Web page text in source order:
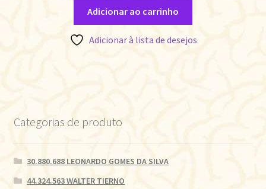
Adicionar ao carrinho
Adicionar à lista de desejos
Categorias de produto
30.880.688 LEONARDO GOMES DA SILVA
44.324.563 WALTER TIERNO